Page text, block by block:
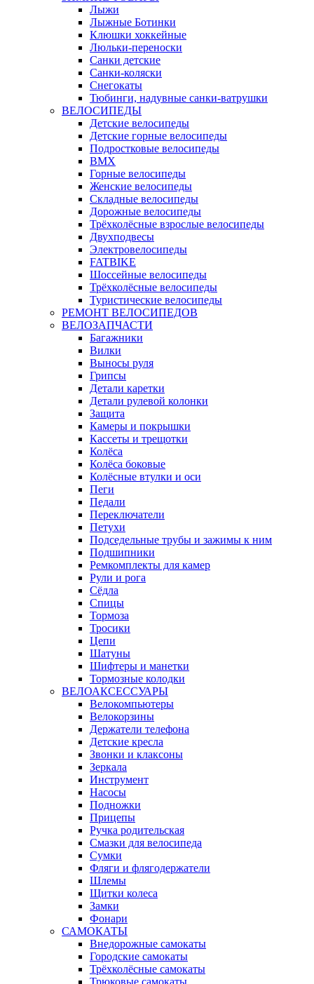
Лыжи
Лыжные Ботинки
Клюшки хоккейные
Люльки-переноски
Санки детские
Санки-коляски
Снегокаты
Тюбинги, надувные санки-ватрушки
ВЕЛОСИПЕДЫ
Детские велосипеды
Детские горные велосипеды
Подростковые велосипеды
BMX
Горные велосипеды
Женские велосипеды
Складные велосипеды
Дорожные велосипеды
Трёхколёсные взрослые велосипеды
Двухподвесы
Электровелосипеды
FATBIKE
Шоссейные велосипеды
Трёхколёсные велосипеды
Туристические велосипеды
РЕМОНТ ВЕЛОСИПЕДОВ
ВЕЛОЗАПЧАСТИ
Багажники
Вилки
Выносы руля
Грипсы
Детали каретки
Детали рулевой колонки
Защита
Камеры и покрышки
Кассеты и трещотки
Колёса
Колёса боковые
Колёсные втулки и оси
Пеги
Педали
Переключатели
Петухи
Подседельные трубы и зажимы к ним
Подшипники
Ремкомплекты для камер
Рули и рога
Сёдла
Спицы
Тормоза
Тросики
Цепи
Шатуны
Шифтеры и манетки
Тормозные колодки
ВЕЛОАКСЕССУАРЫ
Велокомпьютеры
Велокорзины
Держатели телефона
Детские кресла
Звонки и клаксоны
Зеркала
Инструмент
Насосы
Подножки
Прицепы
Ручка родительская
Смазки для велосипеда
Сумки
Фляги и флягодержатели
Шлемы
Щитки колеса
Замки
Фонари
САМОКАТЫ
Внедорожные самокаты
Городские самокаты
Трёхколёсные самокаты
Трюковые самокаты